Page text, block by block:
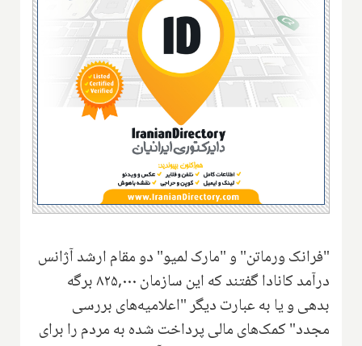
"فرانک ورماتن" و "مارک لمیو" دو مقام ارشد آژانس
درآمد کانادا گفتند که این سازمان ۸۲۵,۰۰۰ برگه
بدهی و یا به عبارت دیگر "اعلامیه‌های بررسی
مجدد" کمک‌های مالی پرداخت شده به مردم را برای